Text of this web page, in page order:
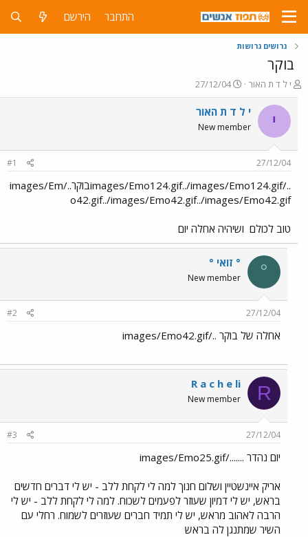
התחבר הירשם
גרושים גרושות
בוקר
פ
ו
ת
ח
ה
ש
י ל ד ת האור
פ
ו
ר
ם
ר
ך
27/12/04
י י ל ד ת האור
New member
27/12/04
#1
../images/Emo124.gif../images/Emo124.gifבוקר../images/Em
o42.gif../images/Emo42.gif../images/Emo42.gif
טוב לכולם ושיהיה אחלה יום
° ° זואי °
New member
27/12/04
#2
אחלה של בוקר ../images/Emo42.gif
R
R a c h e li
New member
27/12/04
#3
יום נהדר ......./images/Emo25.gif
אריק איינשטיין ושלום חנוך למה לי לקחת ללב - יש לי דברים חדשים
בראש, יש לי דמיון שעוזר לפעמים לשכוח. למה לי לקחת ללב - יש לי
הרבה לאהוב מראש, יש לי תמיד חברים שעוזרים לשמוח. רחלי עם
השיר שמתנגן לה בראש